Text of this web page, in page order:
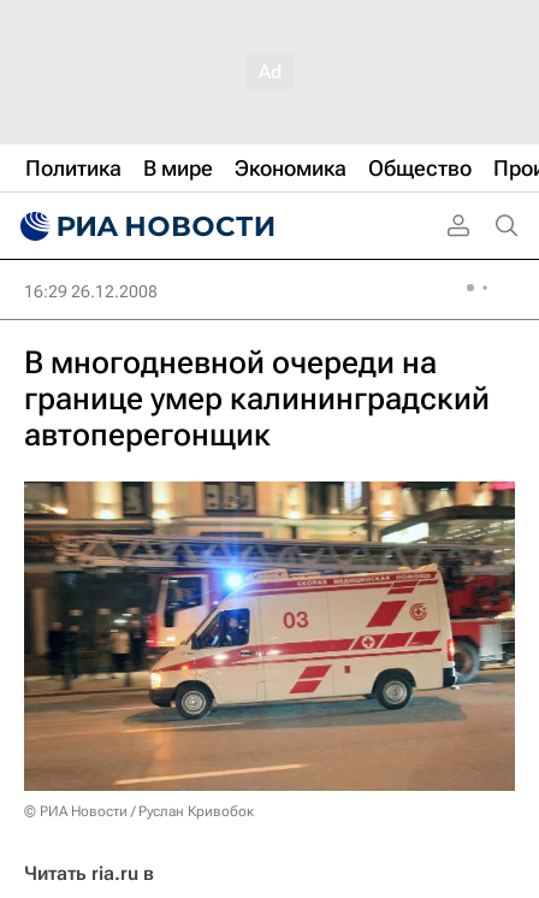
Политика В мире Экономика Общество
16:29 26.12.2008
В многодневной очереди на
границе умер калининградский
автоперегонщик
© РИА Новости / Руслан Кривобок
Читать ria.ru в